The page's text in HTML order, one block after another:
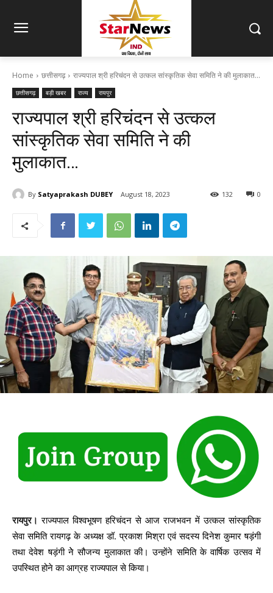
Home छत्तीसगढ़ राज्यपाल श्री हरिचंदन से उत्कल सांस्कृतिक सेवा समिति ने की मुलाकात...
छत्तीसगढ़ बड़ी खबर राज्य रायपुर
राज्यपाल श्री हरिचंदन से उत्कल
सांस्कृतिक सेवा समिति ने की
मुलाकात…
By Satyaprakash DUBEY August 18, 2023 0
132
रायपुर। राज्यपाल विश्वभूषण हरिचंदन से आज राजभवन में उत्कल सांस्कृतिक
सेवा समिति रायगढ़ के अध्यक्ष डॉ. प्रकाश मिश्रा एवं सदस्य दिनेश कुमार षड़ंगी
तथा देवेश षड़ंगी नेे सौजन्य मुलाकात की। उन्होंने समिति के वार्षिक उत्सव में
उपस्थित होने का आग्रह राज्यपाल से किया।